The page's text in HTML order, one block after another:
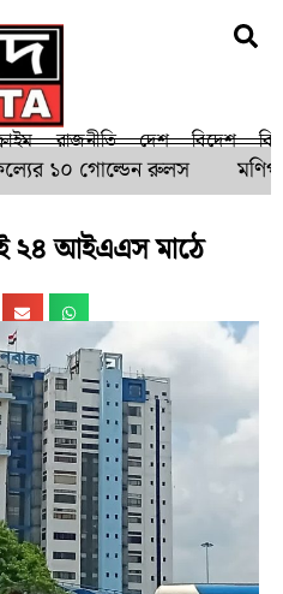
রাজনীতি দেশ বিদেশ
১০ গোল্ডেন রুলস
২৪ আইএএস মাঠে